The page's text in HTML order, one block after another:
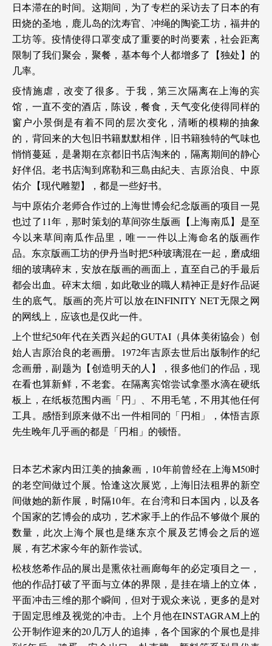
日本滞在的时间。这期间，为了专栏的采访去了日本的有
田烧的圣地，鹿儿岛的沈寿官、冲绳的陶瓷工坊，福井的
工坊等。疫情使得口罩变成了重要的时尚要素，社会距离
限制了我们聚会，聚餐，基本每个人都增多了【独处】的
几率。
疫情施虐，改变了很多。于我，第三次隔离在上海的宾
馆，一直不变的酒店，陈设，餐食，天气变化使得同样的
窗户小景倒是有着不同的层次变化，清晰的模糊的抽象
的，背回来的大包旧书籍默默相伴，旧书籍独特的气味也
悄悄蔓延，是暑期在京都旧书店淘来的，隔离期间的静心
好伴侣。老书店淘到席勒和三島由紀夫、吉原治良、中原
佑介【现代雕塑】，都是一些好书。
与中原佑介老师合作过的上海世博会纪念版画的项目一晃
也过了11年，那时策划的草间弥生版画【上海南瓜】是至
今以来草间南瓜作品里，唯一一件以上海命名的版画作
品。东京版画工坊的伊丹当时把5种玻璃混在一起，磨成细
细的玻璃碎末，安放在版画的画面上，直至自己的手最后
都会出血。碎末太细，如此敬业的職人精神正是好作品诞
生的底气。版画的亮片可以放在INFINITY NET无限之网
的网线上，应该也是仅此一件。
上个世纪50年代在关西兴起的GUTAI（具体美術協会）创
始人吉原治良的老画册。1972年吉原去世后出版制作的纪
念画册，副题为【创造明天的人】，很多他们的作品，现
在看也算新鲜，不老套。在隔离宾馆尝试拿墨水滴在硬纸
板上，在纸板范围内画「円」、不用毛笔，不用其他任何
工具。感悟到原来做不出一件相同的「円相」，体悟吉原
先生晚年几乎画的都是「円相」的顿悟。
日本艺术家内田江美的抽象画，10年前曾经在上海M50时
的老空间做过个展。恰逢这次展览，上海旧法租界的新空
间做她的新作展，时隔10年。在台湾和日本国内，以及各
个国家的艺博会的成功，艺术家手上的作品不够做个展的
数量，此次上海个展也是继东京个展及艺博会之后的巡
展，有艺术家今年的新作尝试。
松枝悠希作品的展出是熏依社画廊每年的必定项目之一，
他的作品打破了平面与立体的界限，是挂在墙上的立体，
平面冲击三维的那个瞬间，但对于观众来说，更多的是对
于固定思维及视觉的冲击。上个月他在INSTAGRAM上的
公开制作迎来的20几万人的追捧，各个国家的个展也是排